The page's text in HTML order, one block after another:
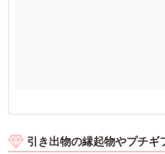
引き出物の縁起物やプチギ